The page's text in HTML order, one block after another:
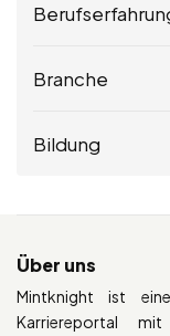
Branche
Bildung
Über uns
Mintknight ist
Karriereportal